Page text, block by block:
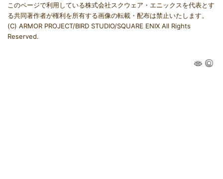
このページで利用している株式会社スクウェア・エニックスを代表とす
る共同著作者が権利を所有する画像の転載・配布は禁止いたします。
(C) ARMOR PROJECT/BIRD STUDIO/SQUARE ENIX All Rights
Reserved.